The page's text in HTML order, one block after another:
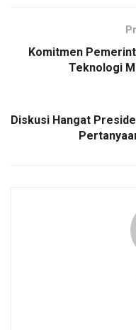
Komitmen
Teknologi
Diskusi Hangat